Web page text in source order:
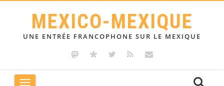
MEXICO-MEXIQUE
UNE ENTRÉE FRANCOPHONE SUR LE MEXIQUE
Toggle